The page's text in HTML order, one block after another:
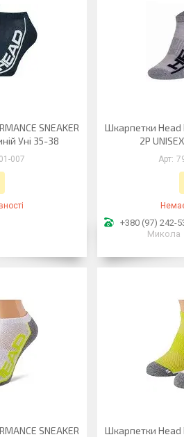
SNEAKER
Уні 35-38
007
Шкарпетки Head
2P
+380 (97) 242-
Микола
SNEAKER
Шкарпетки Head